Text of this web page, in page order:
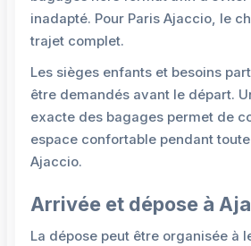
inadapté. Pour Paris Ajaccio, le
trajet complet.
Les sièges enfants et besoins
être demandés avant le départ.
exacte des bagages permet de
espace confortable pendant
Ajaccio.
Arrivée et dépose à
La dépose peut être organisée à